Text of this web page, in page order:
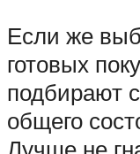
Если же
готовых
подбирают
общего